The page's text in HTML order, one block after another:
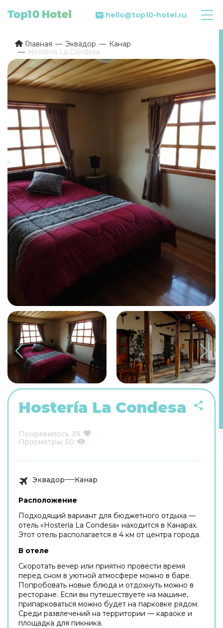
hello@top10-hotel.ru
Главная Эквадор
Канар
Hostería La Condesa
Hostería La Condesa
Понравилось 39
Просмотры: 50
Эквадор Канар
Расположение
Подходящий вариант для бюджетного отдыха —
отель «Hostería La Condesa» находится в Канарах.
Этот отель располагается в 4 км от центра города.
В отеле
Скоротать вечер или приятно провести время
перед сном в уютной атмосфере можно в баре.
Попробовать новые блюда и отдохнуть можно в
ресторане. Если вы путешествуете на машине,
припарковаться можно будет на парковке рядом.
Среди развлечений на территории — караоке и
площадка для пикника.